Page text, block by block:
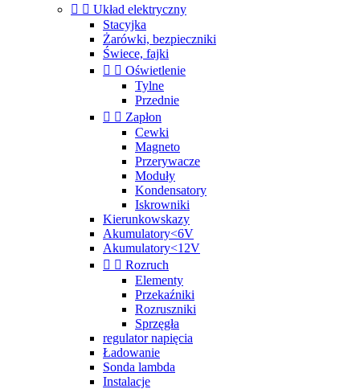
  Układ elektryczny
Stacyjka
Żarówki, bezpieczniki
Świece, fajki
  Oświetlenie
Tylne
Przednie
  Zapłon
Cewki
Magneto
Przerywacze
Moduły
Kondensatory
Iskrowniki
Kierunkowskazy
Akumulatory<6V
Akumulatory<12V
  Rozruch
Elementy
Przekaźniki
Rozruszniki
Sprzęgła
regulator napięcia
Ładowanie
Sonda lambda
Instalacje